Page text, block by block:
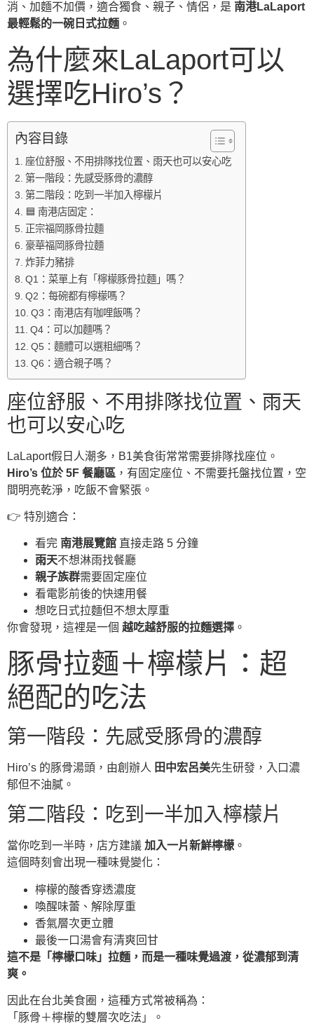
消、加麵不加價，適合獨食、親子、情侶，是 南港LaLaport
最輕鬆的一碗日式拉麵 。
為什麼來LaLaport可以
選擇吃Hiro’s？
內容目錄
座位舒服、不用排隊找位置、雨天也可以安心吃
第一階段：先感受豚骨的濃醇
第二階段：吃到一半加入檸檬片
🟦 南港店固定：
正宗福岡豚骨拉麵
豪華福岡豚骨拉麵
炸菲力豬排
Q1：菜單上有「檸檬豚骨拉麵」嗎？
Q2：每碗都有檸檬嗎？
Q3：南港店有咖哩飯嗎？
Q4：可以加麵嗎？
Q5：麵體可以選粗細嗎？
Q6：適合親子嗎？
座位舒服、不用排隊找位置、雨天
也可以安心吃
LaLaport假日人潮多，B1美食街常常需要排隊找座位。
Hiro’s 位於 5F 餐廳區 ，有固定座位、不需要托盤找位置，空
間明亮乾淨，吃飯不會緊張。
👉 特別適合：
看完 南港展覽館 直接走路 5 分鐘
雨天不想淋雨找餐廳
親子族群需要固定座位
看電影前後的快速用餐
想吃日式拉麵但不想太厚重
你會發現，這裡是一個 越吃越舒服的拉麵選擇 。
豚骨拉麵＋檸檬片：超
絕配的吃法
第一階段：先感受豚骨的濃醇
Hiro’s 的豚骨湯頭，由創辦人 田中宏呂美先生研發，入口濃
郁但不油膩。
第二階段：吃到一半加入檸檬片
當你吃到一半時，店方建議 加入一片新鮮檸檬 。
這個時刻會出現一種味覺變化：
檸檬的酸香穿透濃度
喚醒味蕾、解除厚重
香氣層次更立體
最後一口湯會有清爽回甘
這不是「檸檬口味」拉麵，而是一種味覺過渡，從濃郁到清
爽。
因此在台北美食圈，這種方式常被稱為：
「豚骨＋檸檬的雙層次吃法」。